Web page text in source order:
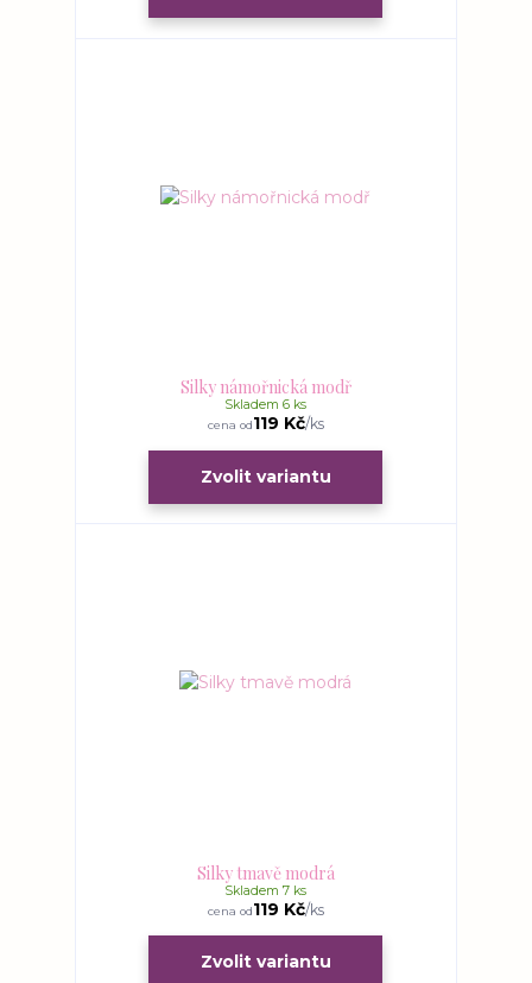
Silky námořnická modř
cena od119 Kč/ks
Skladem 6 ks
Zvolit variantu
Silky tmavě modrá
cena od119 Kč/ks
Skladem 7 ks
Zvolit variantu